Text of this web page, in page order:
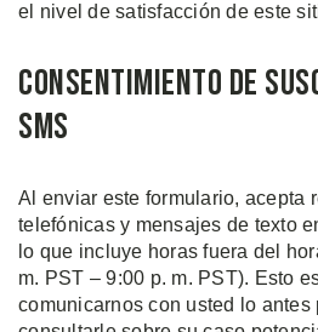
el nivel de satisfacción de este
Consentimiento de
SMS
Al enviar este formulario, acepta
telefónicas y mensajes de texto
lo que incluye horas fuera del
m. PST – 9:00 p. m. PST). Esto
comunicarnos con usted lo antes